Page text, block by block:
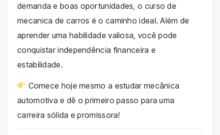
demanda e boas oportunidades, o curso de
mecanica de carros é o caminho ideal. Além de
aprender uma habilidade valiosa, você pode
conquistar independência financeira e
estabilidade.
Comece hoje mesmo a estudar mecânica
automotiva e dê o primeiro passo para uma
carreira sólida e promissora!